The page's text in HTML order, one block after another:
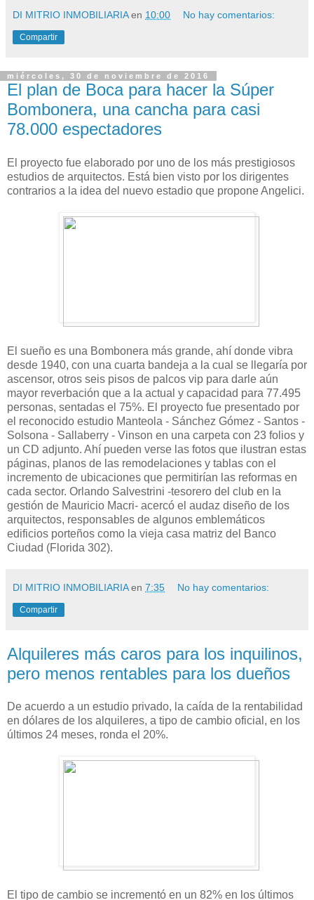
DI MITRIO INMOBILIARIA en 10:00 No hay comentarios:
Compartir
miércoles, 30 de noviembre de 2016
El plan de Boca para hacer la Súper
Bombonera, una cancha para casi
78.000 espectadores
El proyecto fue elaborado por uno de los más prestigiosos
estudios de arquitectos. Está bien visto por los dirigentes
contrarios a la idea del nuevo estadio que propone Angelici.
El sueño es una Bombonera más grande, ahí donde vibra
desde 1940, con una cuarta bandeja a la cual se llegaría por
ascensor, otros seis pisos de palcos vip para darle aún
mayor reverbación que a la actual y capacidad para 77.495
personas, sentadas el 75%. El proyecto fue presentado por
el reconocido estudio Manteola - Sánchez Gómez - Santos -
Solsona - Sallaberry - Vinson en una carpeta con 23 folios y
un CD adjunto. Ahí pueden verse las fotos que ilustran estas
páginas, planos de las remodelaciones y tablas con el
incremento de ubicaciones que permitirían las reformas en
cada sector. Orlando Salvestrini -tesorero del club en la
gestión de Mauricio Macri- acercó el audaz diseño de los
arquitectos, responsables de algunos emblemáticos
edificios porteños como la vieja casa matriz del Banco
Ciudad (Florida 302).
DI MITRIO INMOBILIARIA en 7:35 No hay comentarios:
Compartir
Alquileres más caros para los inquilinos,
pero menos rentables para los dueños
De acuerdo a un estudio privado, la caída de la rentabilidad
en dólares de los alquileres, a tipo de cambio oficial, en los
últimos 24 meses, ronda el 20%.
El tipo de cambio se incrementó en un 82% en los últimos